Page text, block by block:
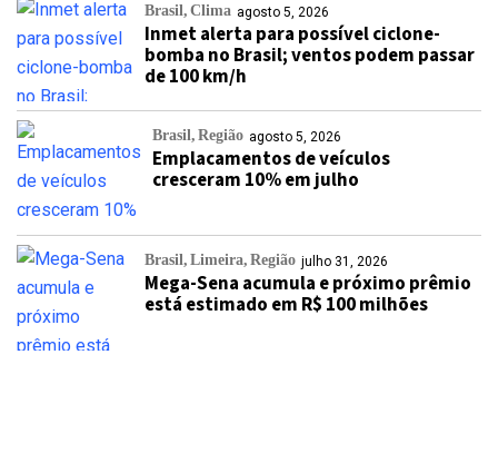
Brasil Clima agosto 5, 2026
Inmet alerta para possível ciclone-
bomba no Brasil; ventos podem passar
de 100 km/h
Brasil Região agosto 5, 2026
Emplacamentos de veículos
cresceram 10% em julho
Brasil Limeira Região julho 31, 2026
Mega-Sena acumula e próximo prêmio
está estimado em R$ 100 milhões